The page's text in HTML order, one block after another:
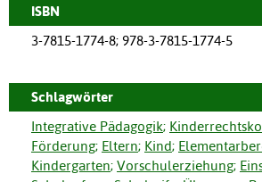
ISBN
3-7815-1774-8; 978-3-7815-1774-5
Schlagwörter
Integrative Pädagogik;
Förderung; Eltern; Kind;
Kindergarten; Vorschulerziehung;